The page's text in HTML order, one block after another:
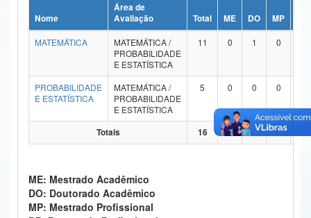
Ministério da Ciência, Tecnologia, Inovações e Comunicações
Ministério do Meio Ambiente
Ministério do Desenvolvimento Regional
Controladoria-Geral da União
Secretaria-Geral
Secretaria de Governo
Nome
Área de
Avaliação
Total ME DO MP
MATEMÁTICA
MATEMÁTICA /
PROBABILIDADE
E ESTATÍSTICA
11 0 1 0
PROBABILIDADE
E ESTATÍSTICA
MATEMÁTICA /
PROBABILIDADE
E ESTATÍSTICA
5 0 0 0
Totais 16 0 1 0
ME: Mestrado Acadêmico
DO: Doutorado Acadêmico
MP: Mestrado Profissional